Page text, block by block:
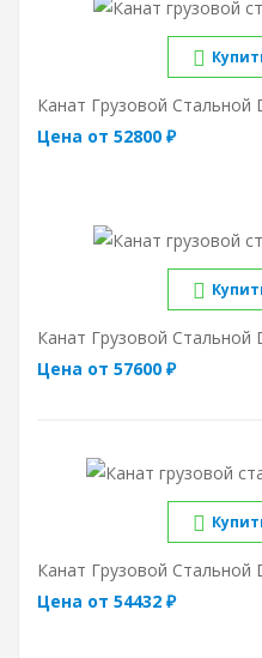
Канат Грузовой Стальной
Цена от 52800 ₽
Канат Грузовой Стальной
Цена от 57600 ₽
Канат Грузовой Стальной
Цена от 54432 ₽